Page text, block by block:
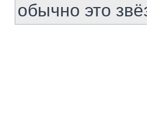
обычно это